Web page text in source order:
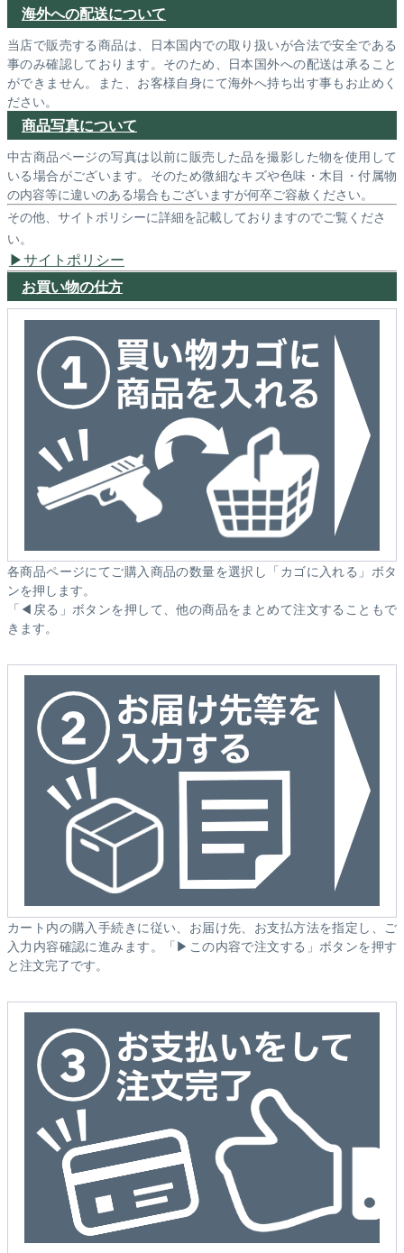
海外への配送について
当店で販売する商品は、日本国内での取り扱いが合法で安全である
事のみ確認しております。そのため、日本国外への配送は承ること
ができません。また、お客様自身にて海外へ持ち出す事もお止めく
ださい。
商品写真について
中古商品ページの写真は以前に販売した品を撮影した物を使用して
いる場合がございます。そのため微細なキズや色味・木目・付属物
の内容等に違いのある場合もございますが何卒ご容赦ください。
その他、サイトポリシーに詳細を記載しておりますのでご覧くださ
い。
サイトポリシー
お買い物の仕方
各商品ページにてご購入商品の数量を選択し「カゴに入れる」ボタ
ンを押します。
「◀戻る」ボタンを押して、他の商品をまとめて注文することもで
きます。
カート内の購入手続きに従い、お届け先、お支払方法を指定し、ご
入力内容確認に進みます。「▶この内容で注文する」ボタンを押す
と注文完了です。